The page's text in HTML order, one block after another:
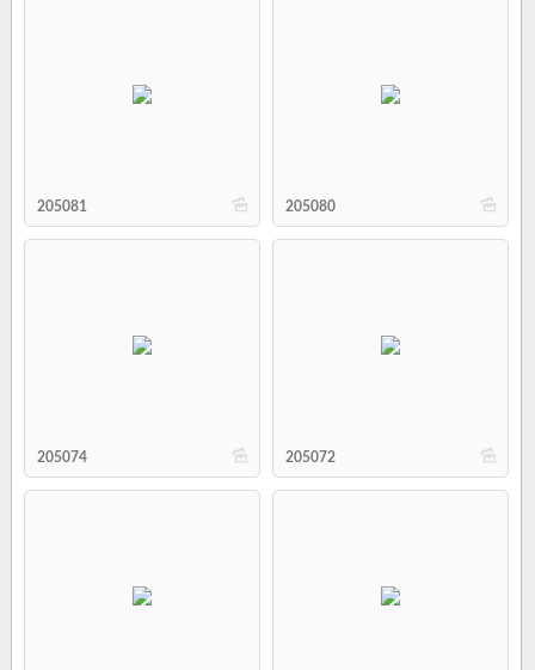
b
205081 b
205080
b
205074 b
205072